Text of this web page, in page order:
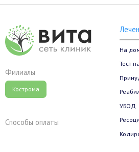
Филиалы
Кострома
Способы оплаты
На
Тест
УБОД